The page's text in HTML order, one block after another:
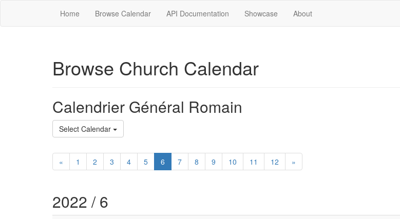
Home Browse Calendar API Documentation Showcase About
Browse Church Calendar
Calendrier Général Romain
Select Calendar
« 1 2 3 4 5 6 7 8 9 10 11 12 »
2022 / 6